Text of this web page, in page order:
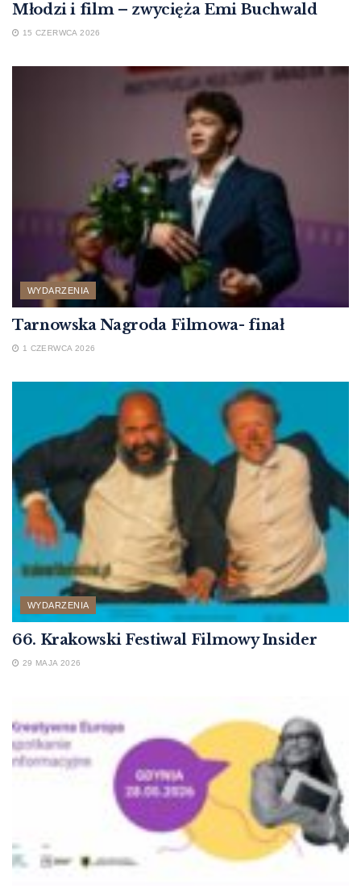
Młodzi i film – zwycięża Emi Buchwald
15 CZERWCA 2026
WYDARZENIA
Tarnowska Nagroda Filmowa- finał
1 CZERWCA 2026
WYDARZENIA
66. Krakowski Festiwal Filmowy Insider
29 MAJA 2026